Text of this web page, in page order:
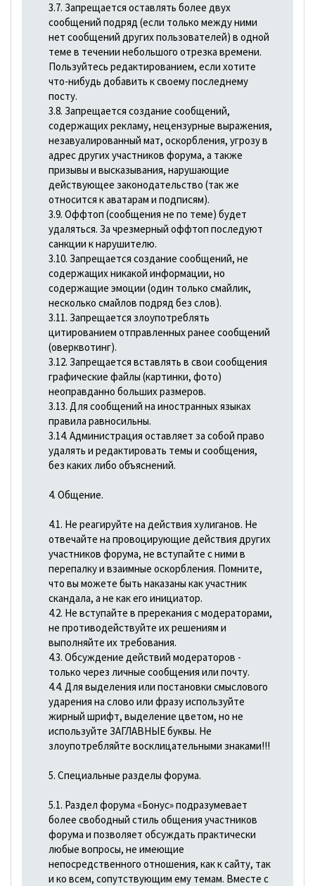
3.7. Запрещается оставлять более двух
сообщений подряд (если только между ними
нет сообщений других пользователей) в одной
теме в течении небольшого отрезка времени.
Пользуйтесь редактированием, если хотите
что-нибудь добавить к своему последнему
посту.
3.8. Запрещается создание сообщений,
содержащих рекламу, нецензурные выражения,
незавуалированный мат, оскорбления, угрозу в
адрес других участников форума, а также
призывы и высказывания, наpyшающие
действующее законодательство (так же
относится к аватарам и подписям).
3.9. Оффтоп (сообщения не по теме) будет
удаляться. За чрезмерный оффтоп последуют
санкции к нарушителю.
3.10. Запрещается создание сообщений, не
содержащих никакой информации, но
содержащие эмоции (один только смайлик,
несколько смайлов подряд без слов).
3.11. Запрещается злоупотреблять
цитированием отправленных ранее сообщений
(оверквотинг).
3.12. Запрещается вставлять в свои сообщения
графические файлы (картинки, фото)
неоправданно больших размеров.
3.13. Для сообщений на иностранных языках
правила равносильны.
3.14. Администрация оставляет за собой право
удалять и редактировать темы и сообщения,
без каких либо объяснений.
4. Общение.
4.1. Не реагируйте на действия хулиганов. Не
отвечайте на провоцирующие действия других
участников форума, не вступайте с ними в
перепалку и взаимные оскорбления. Помните,
что вы можете быть наказаны как участник
скандала, а не как его инициатор.
4.2. Не вступайте в пререкания с модераторами,
не противодействуйте их решениям и
выполняйте их требования.
4.3. Обсуждение действий модераторов -
только через личные сообщения или почту.
4.4. Для выделения или постановки смыслового
ударения на слово или фразу используйте
жирный шрифт, выделение цветом, но не
используйте ЗАГЛАВНЫЕ буквы. Не
злоупотребляйте восклицательными знаками!!!
5. Специальные разделы форума.
5.1. Раздел форума «Бонус» подразумевает
более свободный стиль общения участников
форума и позволяет обсуждать практически
любые вопросы, не имеющие
непосредственного отношения, как к сайту, так
и ко всем, сопутствующим ему темам. Вместе с